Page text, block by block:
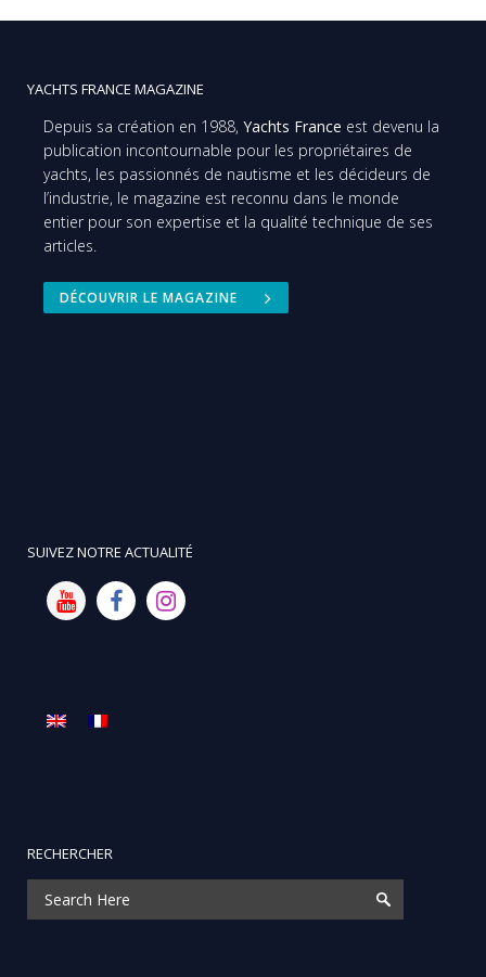
YACHTS FRANCE MAGAZINE
Depuis sa création en 1988, Yachts France est devenu la
publication incontournable pour les propriétaires de
yachts, les passionnés de nautisme et les décideurs de
l’industrie, le magazine est reconnu dans le monde
entier pour son expertise et la qualité technique de ses
articles.
DÉCOUVRIR LE MAGAZINE
SUIVEZ NOTRE ACTUALITÉ
RECHERCHER